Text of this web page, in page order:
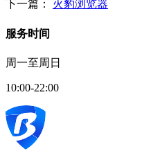
下一篇： 火豹浏览器
服务时间
周一至周日
10:00-22:00